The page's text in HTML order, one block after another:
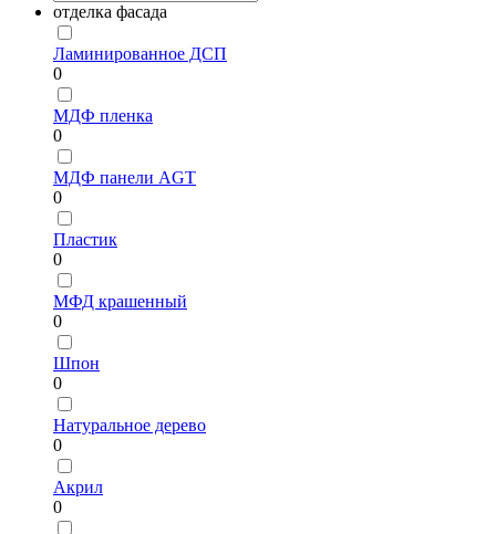
отделка фасада
Ламинированное ДСП
0
МДФ пленка
0
МДФ панели AGT
0
Пластик
0
МФД крашенный
0
Шпон
0
Натуральное дерево
0
Акрил
0